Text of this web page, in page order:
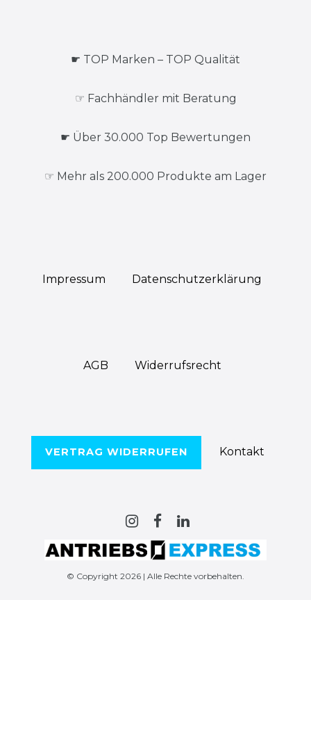
☛ TOP Marken – TOP Qualität
☞ Fachhändler mit Beratung
☛ Über 30.000 Top Bewertungen
☞ Mehr als 200.000 Produkte am Lager
Impressum Daten­schutz­erklärung
AGB Widerrufs­recht
VERTRAG WIDERRUFEN Kontakt
© Copyright 2026 | Alle Rechte vorbehalten.